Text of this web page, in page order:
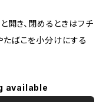
き、閉めるときはフチ
たばこを小分けにする
available